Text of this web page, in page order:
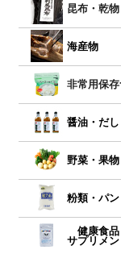
昆布・乾物
海産物
非常用保
醤油・だし
野菜・果物
粉類・パ
健康食品
サプリメン